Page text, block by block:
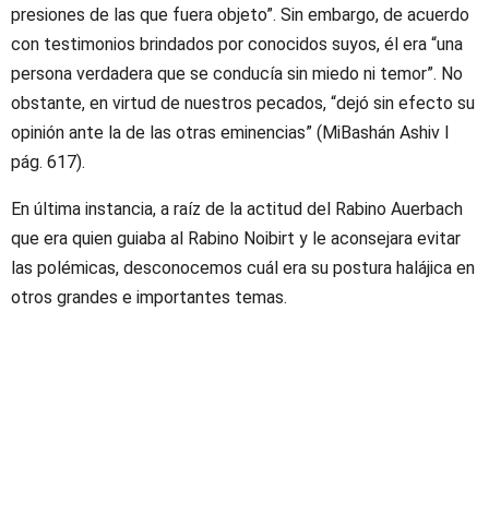
presiones de las que fuera objeto”. Sin embargo, de acuerdo
con testimonios brindados por conocidos suyos, él era “una
persona verdadera que se conducía sin miedo ni temor”. No
obstante, en virtud de nuestros pecados, “dejó sin efecto su
opinión ante la de las otras eminencias” (MiBashán Ashiv I
pág. 617).
En última instancia, a raíz de la actitud del Rabino Auerbach
que era quien guiaba al Rabino Noibirt y le aconsejara evitar
las polémicas, desconocemos cuál era su postura halájica en
otros grandes e importantes temas.